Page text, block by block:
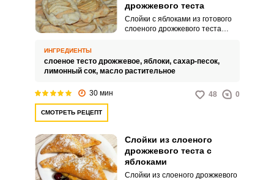
дрожжевого теста
Слойки с яблоками из готового
слоеного дрожжевого теста
разному. В этом варианте
выпекаем слойки открытыми.
ИНГРЕДИЕНТЫ
слоеное тесто дрожжевое, яблоки, сахар-песок,
лимонный сок, масло растительное
30 мин 48 0
СМОТРЕТЬ РЕЦЕПТ
Слойки из слоеного
дрожжевого теста с
яблоками
Слойки из слоеного дрожжевого